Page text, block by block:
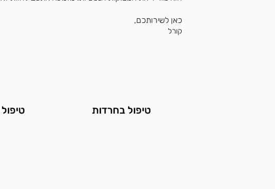
כאן לשירותכם,
קורל
טיפ טיפול בחרדות